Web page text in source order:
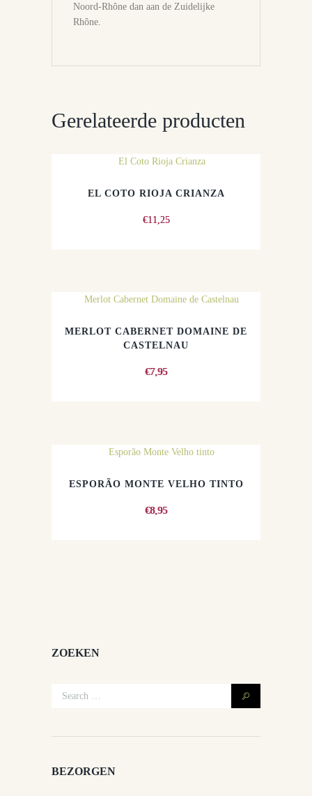
Noord-Rhône dan aan de Zuidelijke
Rhône.
Gerelateerde producten
EL COTO RIOJA CRIANZA
€11,25
MERLOT CABERNET DOMAINE DE
CASTELNAU
€7,95
ESPORÃO MONTE VELHO TINTO
€8,95
ZOEKEN
BEZORGEN